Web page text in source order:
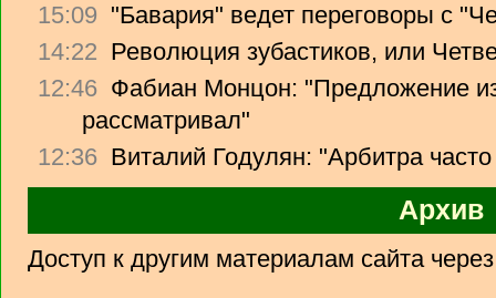
15:09 "Бавария" ведет переговоры с
14:22 Революция зубастиков, или
12:46 Фабиан Монцон: "Предложение
рассматривал"
12:36 Виталий Годулян: "Арбитра
Архив
Доступ к другим материалам сайта